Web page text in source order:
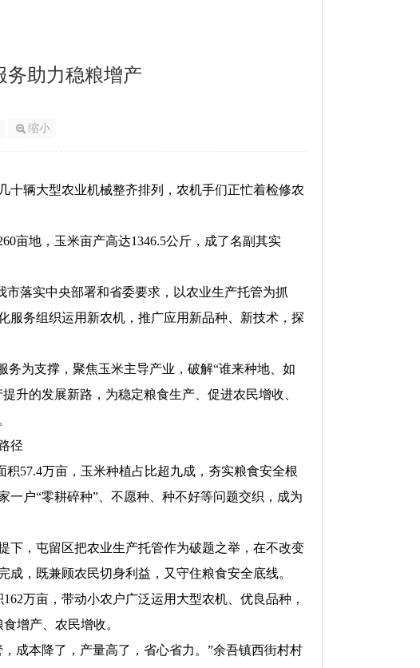
助力稳粮增产
缩小
十辆大型农业机械整齐排列，农机手们正忙着检修农
亩地，玉米亩产高达1346.5公斤，成了名副其实
落实中央部署和省委要求，以农业生产托管为抓
服务组织运用新农机，推广应用新品种、新技术，探
为支撑，聚焦玉米主导产业，破解“谁来种地、如
升的发展新路，为稳定粮食生产、促进农民增收、
径
57.4万亩，玉米种植占比超九成，夯实粮食安全根
户“零耕碎种”、不愿种、种不好等问题交织，成为
下，屯留区把农业生产托管作为破题之举，在不改变
，既兼顾农民切身利益，又守住粮食安全底线。
万亩，带动小农户广泛运用大型农机、优良品种，
增产、农民增收。
成本降了，产量高了，省心省力。”余吾镇西街村村